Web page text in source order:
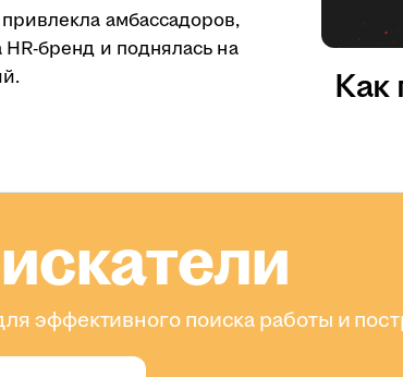
амбассадоров,
HR-бренд и поднялась на
Как
эффективного поиска работы и